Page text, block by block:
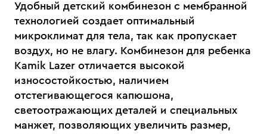
Удобный детский комбинезон с мембранной
технологией создает оптимальный
микроклимат для тела, так как пропускает
воздух, но не влагу. Комбинезон для ребенка
Kamik Lazer отличается высокой
износостойкостью, наличием
отстегивающегося капюшона,
светоотражающих деталей и специальных
манжет, позволяющих увеличить размер,